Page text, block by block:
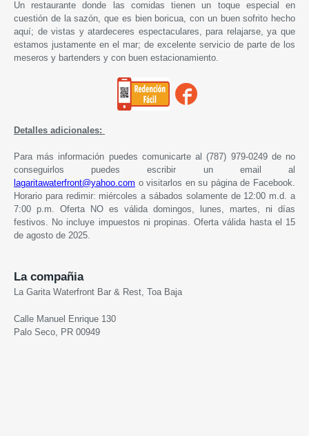
Un restaurante donde las comidas tienen un toque especial en
cuestión de la sazón, que es bien boricua, con un buen sofrito hecho
aquí; de vistas y atardeceres espectaculares, para relajarse, ya que
estamos justamente en el mar; de excelente servicio de parte de los
meseros y bartenders y con buen estacionamiento.
Detalles adicionales:
Para más información puedes comunicarte al (787) 979-0249 de no
conseguirlos puedes escribir un email al
lagaritawaterfront@yahoo.com o visitarlos en su página de Facebook.
Horario para redimir: miércoles a sábados solamente de 12:00 m.d. a
7:00 p.m. Oferta NO es válida domingos, lunes, martes, ni días
festivos. No incluye impuestos ni propinas. Oferta válida hasta el 15
de agosto de 2025.
La compañia
La Garita Waterfront Bar & Rest, Toa Baja
Calle Manuel Enrique 130
Palo Seco, PR 00949